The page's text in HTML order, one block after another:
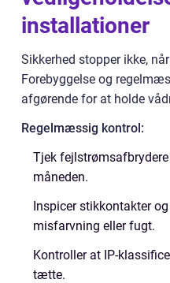
installationer
Sikkerhed stopper ikke,
Forebyggelse og
afgørende for at holde
Regelmæssig kontrol:
Tjek
måneden.
Inspicer stikkontakter
misfarvning eller fugt.
Kontroller at IP-
tætte.